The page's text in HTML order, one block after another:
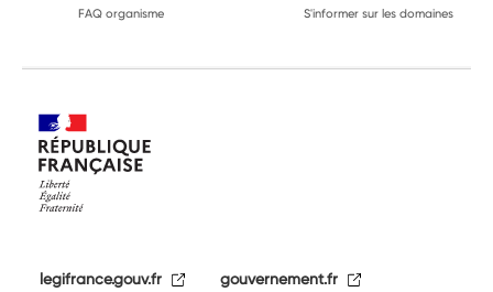
FAQ organisme
S'informer sur les domaines
legifrance.gouv.fr gouvernement.fr